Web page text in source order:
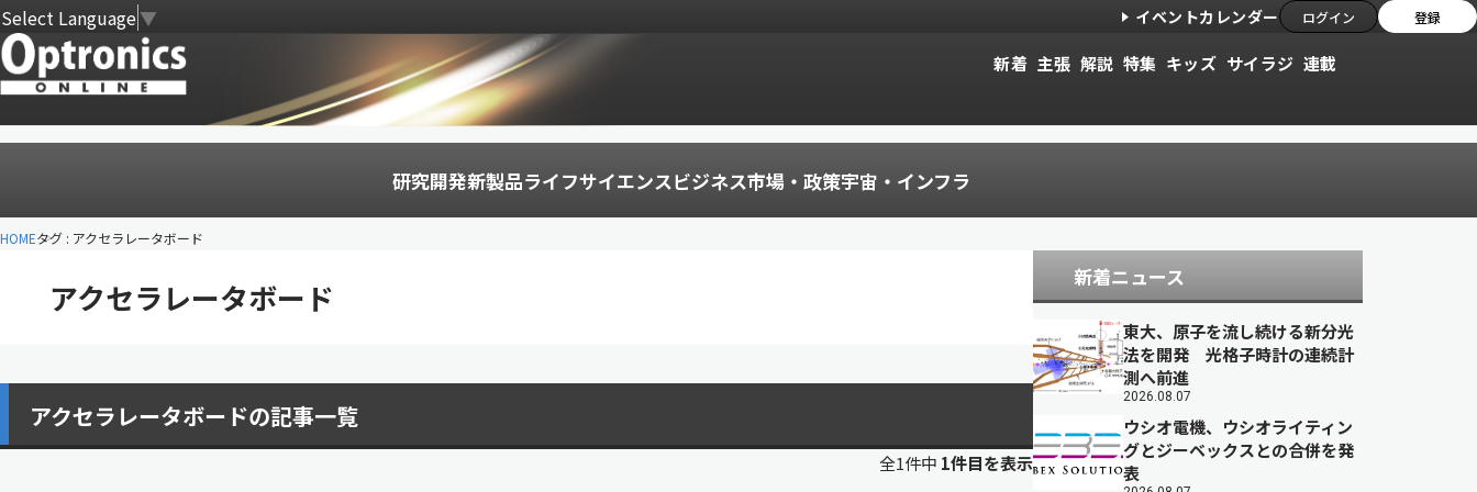
Select Language▼ イベントカレンダー ログイン 登録
新着 主張 解説 特集 キッズ サイラジ 連載
研究開発新製品ライフサイエンスビジネス市場・政策宇宙・インフラ
HOMEタグ : アクセラレータボード
アクセラレータボード
アクセラレータボードの記事一覧
全1件中 1件目を表示
新着ニュース
東大、原子を流し続ける新分光
法を開発 光格子時計の連続計
測へ前進
2026.08.07
ウシオ電機、ウシオライティン
グとジーベックスとの合併を発
表